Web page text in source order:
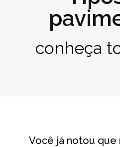
conheça
Você já notou que